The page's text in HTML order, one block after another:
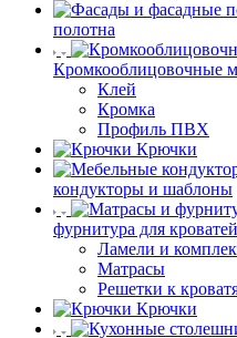
полотна
Кромкооблицовочные
Клей
Кромка
Профиль ПВХ
Крючки
кондукторы и шаблоны
фурнитура для кроватей
Ламели и
Матрасы
Решетки к
Крючки